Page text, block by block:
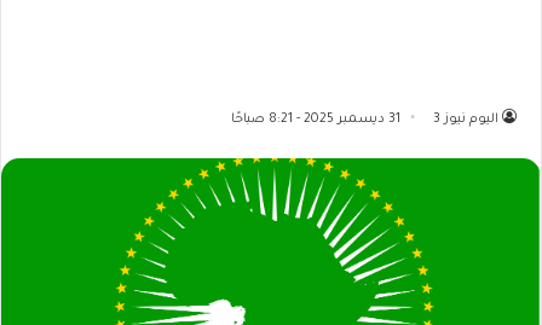
اليوم نيوز 3 31 ديسمبر 2025 - 8:21 صباحًا